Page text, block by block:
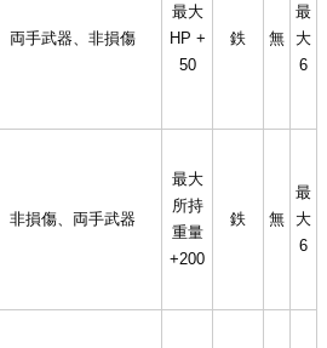
両手武器、非損傷
最大
HP +
50
鉄 無
最
大
6
非損傷、両手武器
最大
所持
重量
+200
鉄 無
最
大
6